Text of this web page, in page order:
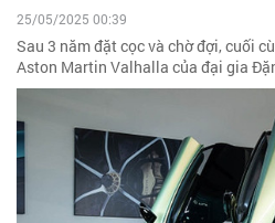
25/05/2025 00:39
Sau 3 năm đặt cọc và chờ đợi, cuối
Aston Martin Valhalla của đại gia